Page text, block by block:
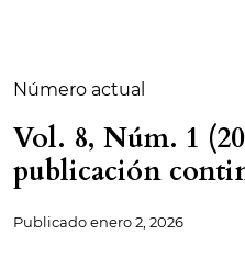
Número actual
Vol. 8, Núm. 1
publicación
Publicadoenero 2, 2026